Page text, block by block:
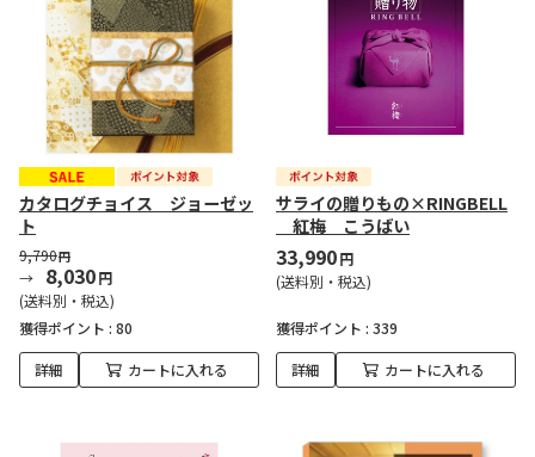
カタログチョイス ジョーゼッ
ト
9,790円
8,030円
(送料別・税込)
獲得ポイント : 80
詳細 カートに入れる
サライの贈りもの×RINGBELL
紅梅 こうばい
33,990円
(送料別・税込)
獲得ポイント : 339
詳細 カートに入れる